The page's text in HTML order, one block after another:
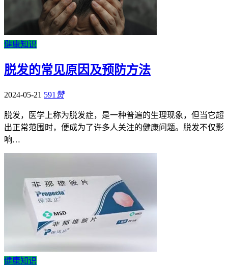
健康知识
脱发的常见原因及预防方法
2024-05-21 591 赞
脱发，医学上称为脱发症，是一种普遍的生理现象，但当它超
出正常范围时，便成为了许多人关注的健康问题。脱发不仅影
响…
健康知识